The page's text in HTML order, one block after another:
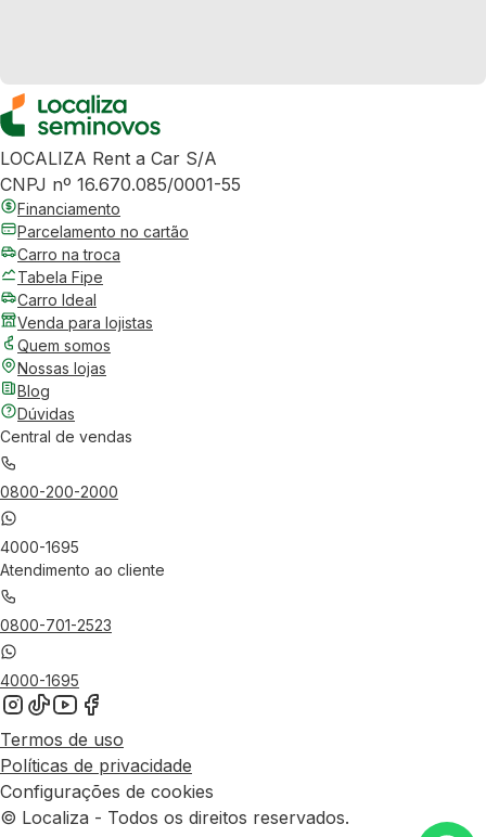
LOCALIZA Rent a Car S/A
CNPJ nº 16.670.085/0001-55
Financiamento
Parcelamento no cartão
Carro na troca
Tabela Fipe
Carro Ideal
Venda para lojistas
Quem somos
Nossas lojas
Blog
Dúvidas
Central de vendas
0800-200-2000
4000-1695
Atendimento ao cliente
0800-701-2523
4000-1695
Termos de uso
Políticas de privacidade
Configurações de cookies
© Localiza - Todos os direitos reservados.